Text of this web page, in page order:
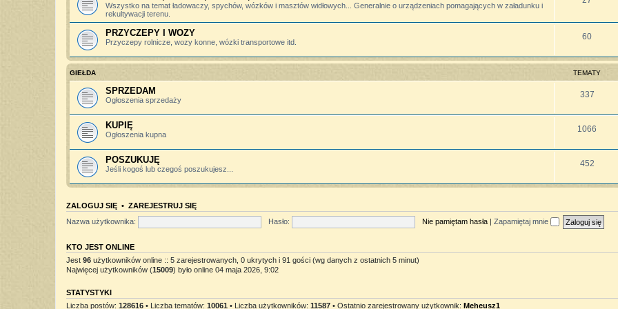
Wszystko na temat ładowaczy, spychów, wózków i masztów widłowych... Generalnie o urządzeniach pomagających w załadunku i
rekultywacji terenu.
PRZYCZEPY I WOZY
Przyczepy rolnicze, wozy konne, wózki transportowe itd.
60
GIEŁDA TEMATY
SPRZEDAM
Ogłoszenia sprzedaży
337
KUPIĘ
Ogłoszenia kupna
1066
POSZUKUJĘ
Jeśli kogoś lub czegoś poszukujesz...
452
ZALOGUJ SIĘ • ZAREJESTRUJ SIĘ
Nazwa użytkownika:
Hasło: Nie pamiętam hasła | Zapamiętaj mnie
KTO JEST ONLINE
Jest 96 użytkowników online :: 5 zarejestrowanych, 0 ukrytych i 91 gości (wg danych z ostatnich 5 minut)
Najwięcej użytkowników (15009) było online 04 maja 2026, 9:02
STATYSTYKI
Liczba postów: 128616 • Liczba tematów: 10061 • Liczba użytkowników: 11587 • Ostatnio zarejestrowany użytkownik: Meheusz1